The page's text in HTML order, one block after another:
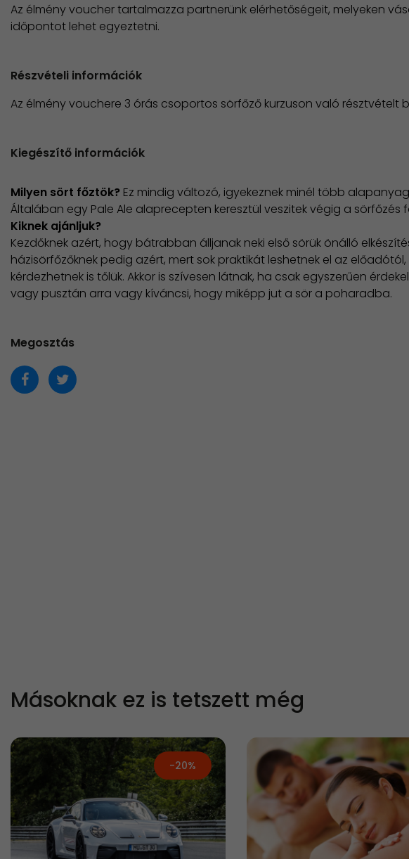
Az élmény voucher tartalmazza partnerünk elérhetőségeit, melyeken
időpontot lehet egyeztetni.
Részvételi információk
Az élmény vouchere 3 órás csoportos sörfőző kurzuson való résztvételt
Kiegészítő információk
Milyen sört főztök? ​Ez mindig változó, igyekeznek minél több
Általában egy Pale Ale alaprecepten keresztül veszitek végig a sörfőzés
Kiknek ajánljuk?
Kezdőknek azért, hogy bátrabban álljanak neki első sörük önálló
házisörfőzőknek pedig azért, mert sok praktikát leshetnek el az
kérdezhetnek is tőlük. Akkor is szívesen látnak, ha csak egyszerűen
vagy pusztán arra vagy kíváncsi, hogy miképp jut a sör a poharadba.
Megosztás
Másoknak ez is tetszett még
-20%